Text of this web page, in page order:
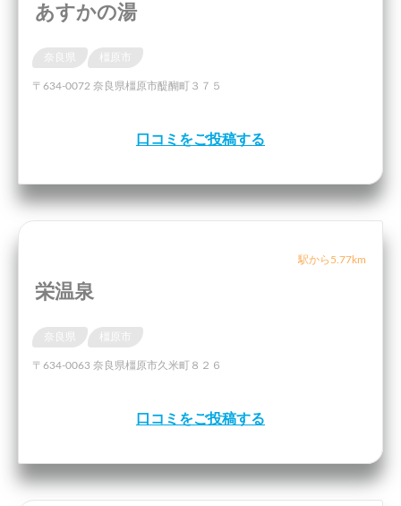
あすかの湯
奈良県
〒634-0072 奈良県橿原市醍醐町３７５
口コミをご投稿する
駅から5.77km
栄温泉
奈良県
〒634-0063 奈良県橿原市久米町８２６
口コミをご投稿する